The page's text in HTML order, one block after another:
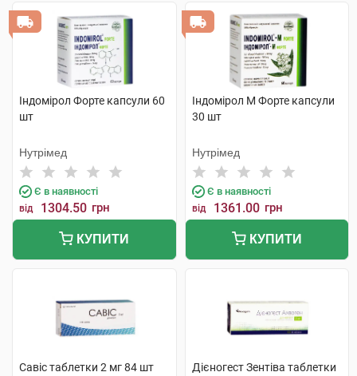
Індомірол Форте капсули 60
шт
Нутрімед
Є в наявності
від 1304.50 грн
КУПИТИ
Індомірол М Форте капсули
30 шт
Нутрімед
Є в наявності
від 1361.00 грн
КУПИТИ
Савіс таблетки 2 мг 84 шт
Дієногест Зентіва таблетки